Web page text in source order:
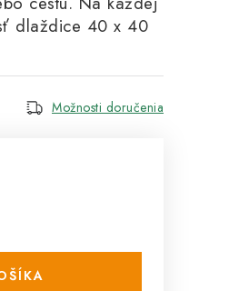
dlaždice 40 x 40
Možnosti doručenia